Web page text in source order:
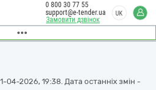
Замовити дзвінок
0 800 30 77 55
support@e-tender.ua
UK
2026, 19:38. Дата останніх змін -